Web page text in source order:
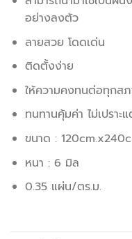
อย่างลงตัว
ลายสวย โดดเด่น
ติดตั้งง่าย
ให้ความคงทนต่อทุกส
ทนทานคุ้มค่า ไม่เปราะ
ขนาด :
หนา : 6 มิล
0.35 แผ่น/ตร.ม.